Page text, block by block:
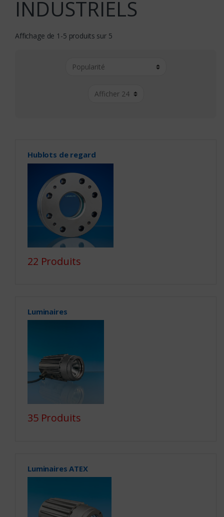
INDUSTRIELS
Affichage de 1-5 produits sur 5
Hublots de regard
22 Produits
Luminaires
35 Produits
Luminaires ATEX